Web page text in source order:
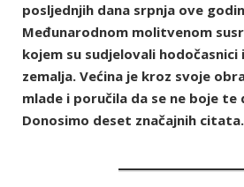
posljednjih dana srpnja ove
Međunarodnom molitvenom
kojem su sudjelovali
zemalja. Većina je kroz svoje
mlade i poručila da se ne boje te
Donosimo deset značajnih citata.